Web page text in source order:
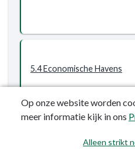
Budgetten
5.4 Economische Havens
Op onze website worden
meer informatie kijk in ons
Alleen strikt